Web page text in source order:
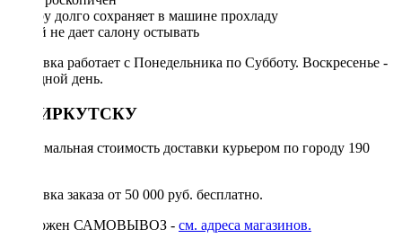
В жару долго сохраняет в машине прохладу
Зимой не дает салону остывать
Доставка работает с Понедельника по Субботу. Воскресенье -
выходной день.
ПО ИРКУТСКУ
Минимальная стоимость доставки курьером по городу 190
Доставка заказа от 50 000 руб. бесплатно.
Возможен САМОВЫВОЗ - см. адреса магазинов.